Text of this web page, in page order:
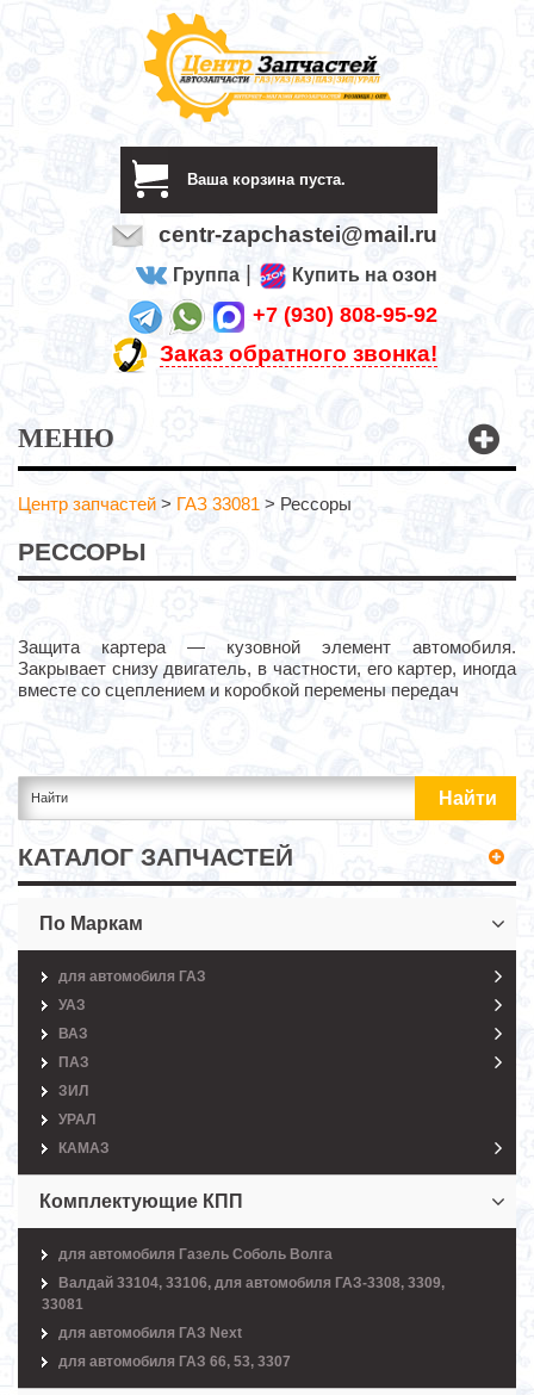
Ваша корзина пуста.
centr-zapchastei@mail.ru
Группа Купить на озон
+7 (930) 808-95-92
Заказ обратного звонка!
МЕНЮ
Центр запчастей > ГАЗ 33081 > Рессоры
РЕССОРЫ
Защита картера — кузовной элемент автомобиля.
Закрывает снизу двигатель, в частности, его картер, иногда
вместе со сцеплением и коробкой перемены передач
КАТАЛОГ ЗАПЧАСТЕЙ
По Маркам
для автомобиля ГАЗ
УАЗ
ВАЗ
ПАЗ
ЗИЛ
УРАЛ
КАМАЗ
Комплектующие КПП
для автомобиля Газель Соболь Волга
Валдай 33104, 33106, для автомобиля ГАЗ-3308, 3309,
33081
для автомобиля ГАЗ Next
для автомобиля ГАЗ 66, 53, 3307